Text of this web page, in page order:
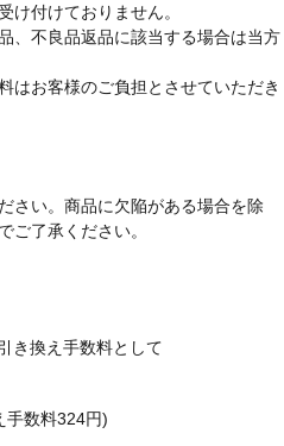
け付けておりません。
、不良品返品に該当する場合は当方
はお客様のご負担とさせていただき
さい。商品に欠陥がある場合を除
ご了承ください。
き換え手数料として
手数料324円)